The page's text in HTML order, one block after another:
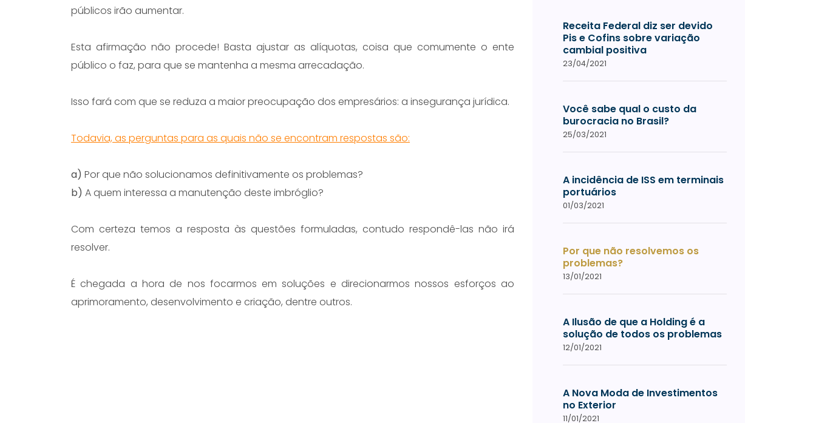
públicos irão aumentar.
Esta afirmação não procede! Basta ajustar as alíquotas, coisa que comumente o ente
público o faz, para que se mantenha a mesma arrecadação.
Isso fará com que se reduza a maior preocupação dos empresários: a insegurança jurídica.
Todavia, as perguntas para as quais não se encontram respostas são:
a) Por que não solucionamos definitivamente os problemas?
b) A quem interessa a manutenção deste imbróglio?
Com certeza temos a resposta às questões formuladas, contudo respondê-las não irá
resolver.
É chegada a hora de nos focarmos em soluções e direcionarmos nossos esforços ao
aprimoramento, desenvolvimento e criação, dentre outros.
Receita Federal diz ser devido
Pis e Cofins sobre variação
cambial positiva
23/04/2021
Você sabe qual o custo da
burocracia no Brasil?
25/03/2021
A incidência de ISS em terminais
portuários
01/03/2021
Por que não resolvemos os
problemas?
13/01/2021
A Ilusão de que a Holding é a
solução de todos os problemas
12/01/2021
A Nova Moda de Investimentos
no Exterior
11/01/2021